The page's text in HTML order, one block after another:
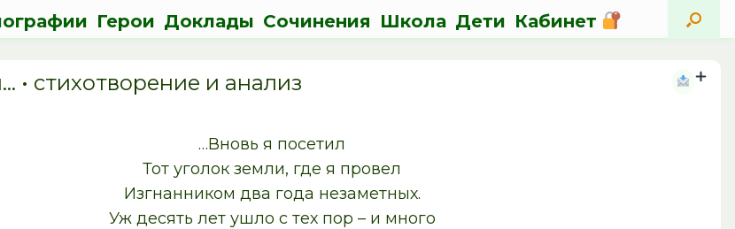
Герои Доклады Сочинения Школа Дети Кабинет
• cтихотворение и анализ
…Вновь я посетил
Тот уголок земли, где я провел
Изгнанником два года незаметных.
Уж десять лет ушло с тех пор – и много